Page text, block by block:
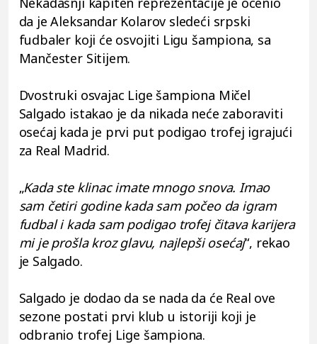
da je Aleksandar Kolarov sledeći srpski
fudbaler koji će osvojiti Ligu šampiona, sa
Mančester Sitijem.
Dvostruki osvajac Lige šampiona Mičel
Salgado istakao je da nikada neće zaboraviti
osećaj kada je prvi put podigao trofej igrajući
za Real Madrid.
„Kada ste klinac imate mnogo snova. Imao
sam četiri godine kada sam počeo da igram
fudbal i kada sam podigao trofej čitava karijera
mi je prošla kroz glavu, najlepši osećaj“, rekao
je Salgado.
Salgado je dodao da se nada da će Real ove
sezone postati prvi klub u istoriji koji je
odbranio trofej Lige šampiona.